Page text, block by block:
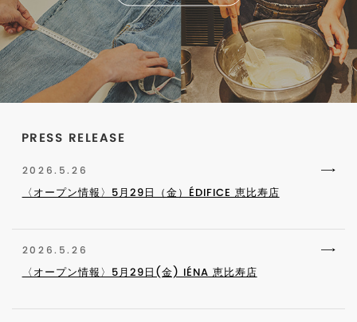
PRESS RELEASE
2026.5.26
〈オープン情報〉5月29日（金）ÉDIFICE 恵比寿店
2026.5.26
〈オープン情報〉5月29日(金) IÉNA 恵比寿店